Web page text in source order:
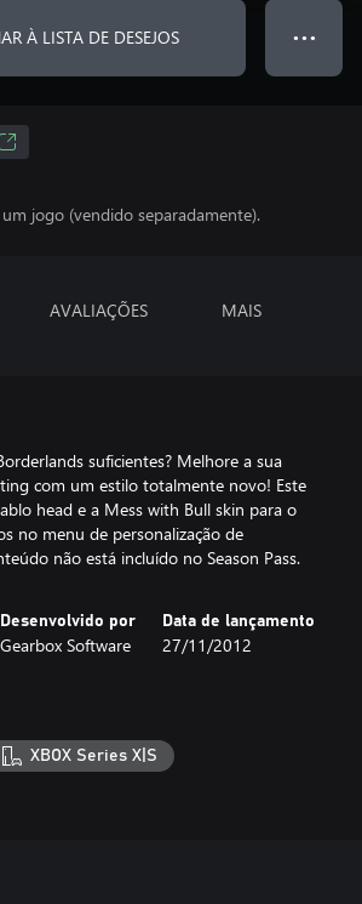
À LISTA DE DESEJOS ● ● ●
jogo (vendido separadamente).
AVALIAÇÕES MAIS
suficientes? Melhore a sua
com um estilo totalmente novo! Este
head e a Mess with Bull skin para o
no menu de personalização de
não está incluído no Season Pass.
Desenvolvido por
Gearbox Software
Data de lançamento
27/11/2012
XBOX Series X|S